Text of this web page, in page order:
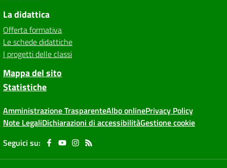
La didattica
Offerta formativa
Le schede didattiche
I progetti delle classi
Mappa del sito
Statistiche
Amministrazione TrasparenteAlbo onlinePrivacy Policy
Note LegaliDichiarazioni di accessibilitàGestione cookie
Seguici su: